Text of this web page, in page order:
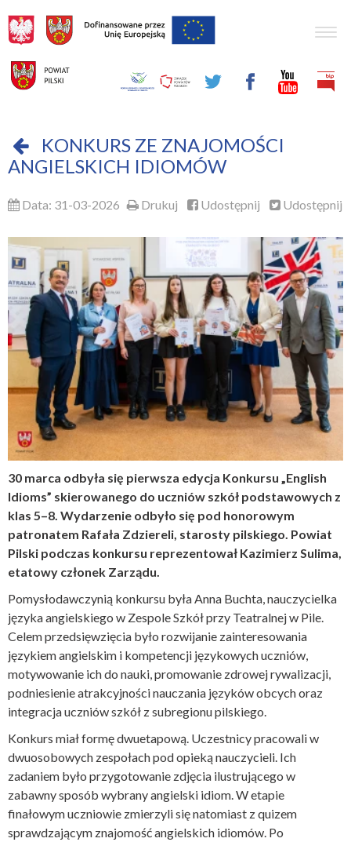
KONKURS ZE ZNAJOMOŚCI
ANGIELSKICH IDIOMÓW
Data: 31-03-2026 Drukuj Udostępnij Udostępnij
30 marca odbyła się pierwsza edycja Konkursu „English
Idioms” skierowanego do uczniów szkół podstawowych z
klas 5–8. Wydarzenie odbyło się pod honorowym
patronatem Rafała Zdziereli, starosty pilskiego. Powiat
Pilski podczas konkursu reprezentował Kazimierz Sulima,
etatowy członek Zarządu.
Pomysłodawczynią konkursu była Anna Buchta, nauczycielka
języka angielskiego w Zespole Szkół przy Teatralnej w Pile.
Celem przedsięwzięcia było rozwijanie zainteresowania
językiem angielskim i kompetencji językowych uczniów,
motywowanie ich do nauki, promowanie zdrowej rywalizacji,
podniesienie atrakcyjności nauczania języków obcych oraz
integracja uczniów szkół z subregionu pilskiego.
Konkurs miał formę dwuetapową. Uczestnicy pracowali w
dwuosobowych zespołach pod opieką nauczycieli. Ich
zadaniem było przygotowanie zdjęcia ilustrującego w
zabawny sposób wybrany angielski idiom. W etapie
finałowym uczniowie zmierzyli się natomiast z quizem
sprawdzającym znajomość angielskich idiomów. Po